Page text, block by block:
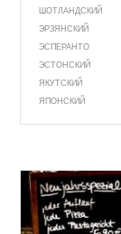
ШОТЛАНДСКИЙ
ЭРЗЯНСКИЙ
ЭСПЕРАНТО
ЭСТОНСКИЙ
ЯКУТСКИЙ
ЯПОНСКИЙ